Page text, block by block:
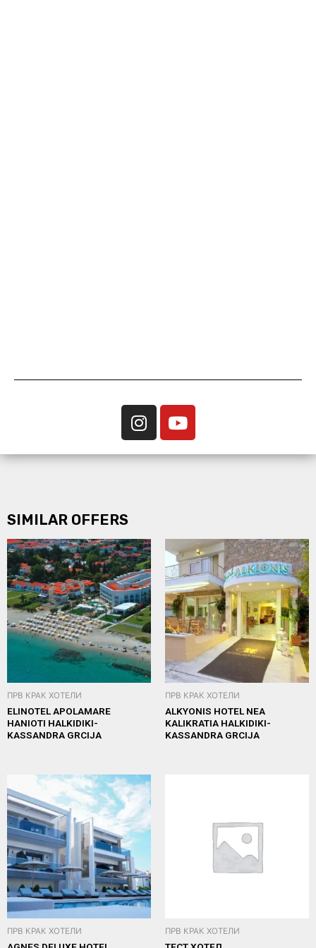
SIMILAR OFFERS
ПРВ КРАК ХОТЕЛИ
ELINOTEL APOLAMARE
HANIOTI HALKIDIKI-
KASSANDRA GRCIJA
ПРВ КРАК ХОТЕЛИ
ALKYONIS HOTEL NEA
KALIKRATIA HALKIDIKI-
KASSANDRA GRCIJA
ПРВ КРАК ХОТЕЛИ ПРВ КРАК ХОТЕЛИ